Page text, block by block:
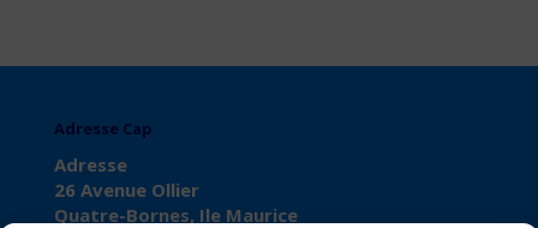
Adresse Cap
Adresse
26 Avenue Ollier
Quatre-Bornes, Ile Maurice